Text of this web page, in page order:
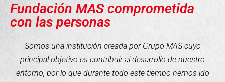
Fundación MAS comprometida
con las personas
Somos una institución creada por Grupo MAS cuyo
principal objetivo es contribuir al desarrollo de nuestro
entorno, por lo que durante todo este tiempo hemos ido